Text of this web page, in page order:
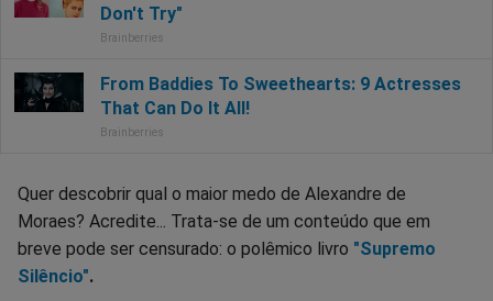
Quer descobrir qual o maior medo de Alexandre de
Moraes? Acredite... Trata-se de um conteúdo que em
breve pode ser censurado: o polêmico livro "Supremo
Silêncio".